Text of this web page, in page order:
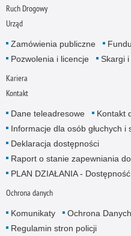
Ruch Drogowy
Urząd
Zamówienia publiczne
Pozwolenia i licencje
Skargi
Kariera
Kontakt
Dane teleadresowe
Kontakt
Informacje dla osób głuchych i
Deklaracja dostępności
Raport o stanie zapewniania
PLAN DZIAŁANIA - Dostępność
Ochrona danych
Komunikaty
Ochrona
Regulamin stron policji